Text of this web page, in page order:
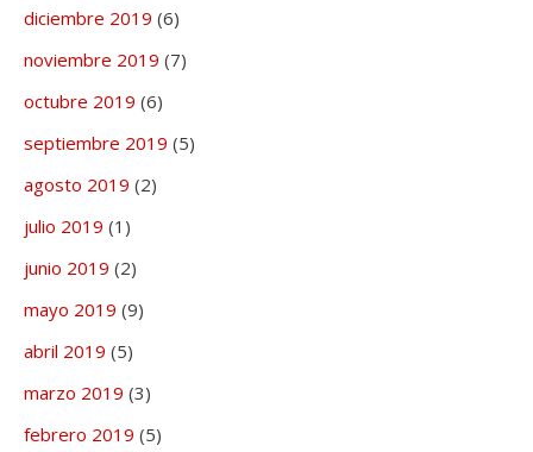
diciembre 2019 (6)
noviembre 2019 (7)
octubre 2019 (6)
septiembre 2019 (5)
agosto 2019 (2)
julio 2019 (1)
junio 2019 (2)
mayo 2019 (9)
abril 2019 (5)
marzo 2019 (3)
febrero 2019 (5)